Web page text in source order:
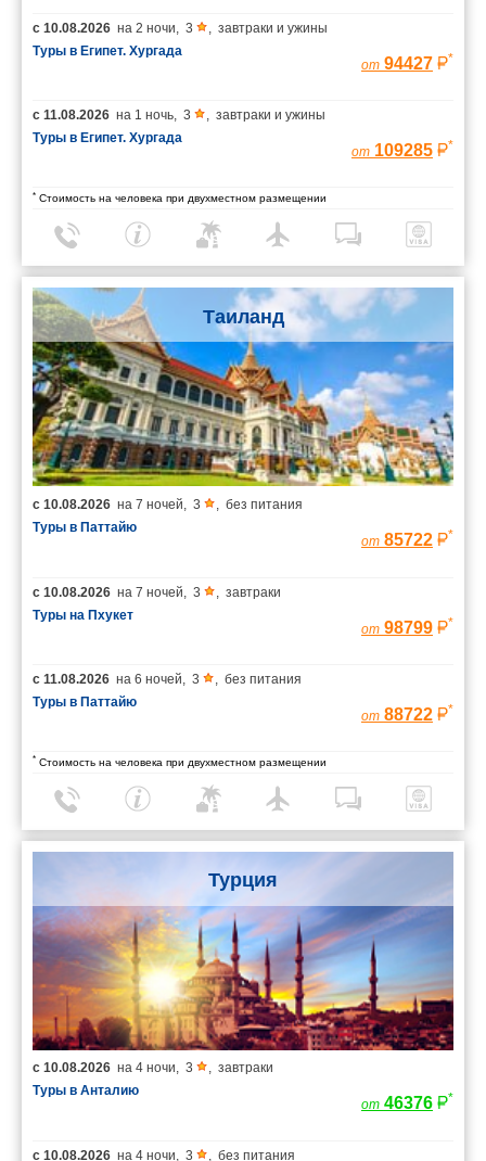
с 10.08.2026 на 2 ночи, 3 , завтраки и ужины
Туры в Египет. Хургада
от 94427 *
с 11.08.2026 на 1 ночь, 3 , завтраки и ужины
Туры в Египет. Хургада
от 109285 *
* Стоимость на человека при двухместном размещении
Таиланд
с 10.08.2026 на 7 ночей 3
без питания
Туры в Паттайю
от 85722 *
с 10.08.2026 на 7 ночей 3
завтраки
Туры на Пхукет
от 98799 *
с 11.08.2026 на 6 ночей 3
без питания
Туры в Паттайю
от 88722 *
* Стоимость на человека при двухместном размещении
Турция
с 10.08.2026 на 4 ночи, 3 , завтраки
Туры в Анталию
от 46376 *
с 10.08.2026 на 4 ночи, 3 , без питания